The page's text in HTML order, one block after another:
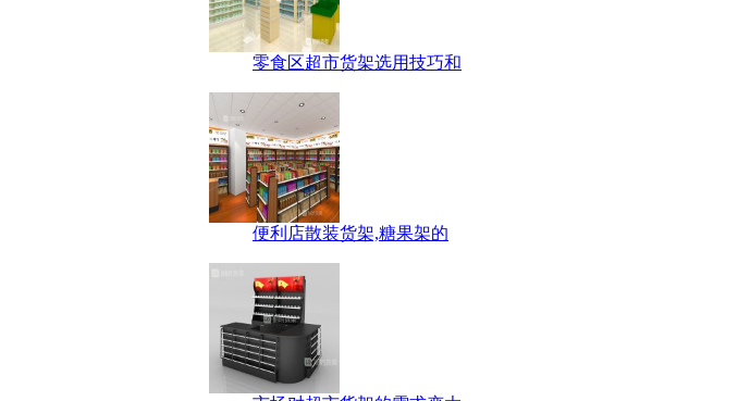
零食区超市货架选用技巧和
便利店散装货架,糖果架的